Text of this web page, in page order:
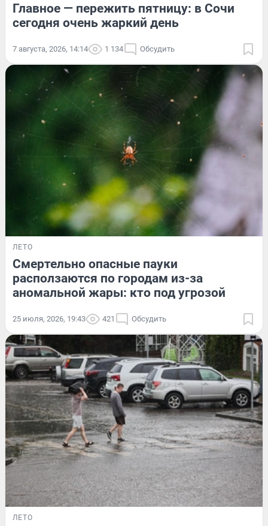
Главное — пережить пятницу: в Сочи
сегодня очень жаркий день
7 августа, 2026, 14:14 1 134 Обсудить
ЛЕТО
Смертельно опасные пауки
расползаются по городам из-за
аномальной жары: кто под угрозой
25 июля, 2026, 19:43 421 Обсудить
ЛЕТО